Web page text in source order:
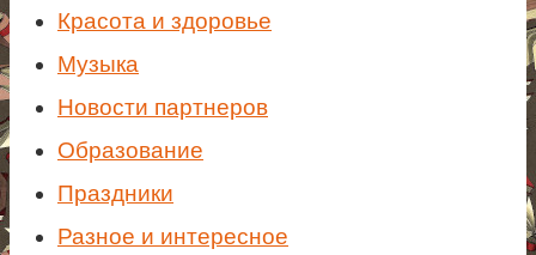
Красота и здоровье
Музыка
Новости партнеров
Образование
Праздники
Разное и интересное